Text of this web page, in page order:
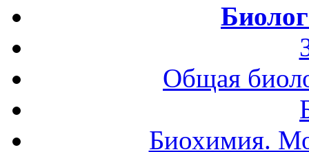
Общая
Биохимия.